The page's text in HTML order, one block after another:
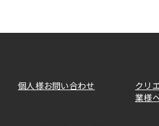
個人様お問い合わせ
クリ
業様